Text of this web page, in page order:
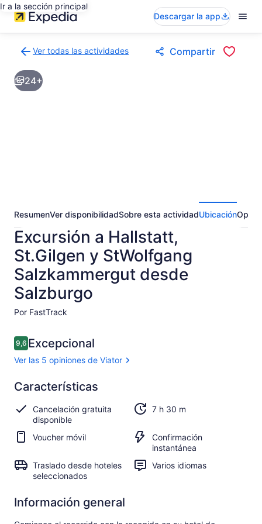
Ir a la sección principal
Descargar la app
Ver todas las actividades
a
la
página
Compartir
24+
ResumenVer disponibilidadSobre esta actividadUbicación
Excursión a Hallstatt,
St.Gilgen y StWolfgang
Salzkammergut desde
Salzburgo
Por FastTrack
Opiniones
9,69,6 de 10
Excepcional
Ver las 5 opiniones de Viator
9.69.6 de 10
Excepcional
Ver las 5
opiniones
de Viator
Características
Cancelación gratuita
disponible
7 h 30 m
Voucher móvil
Confirmación
instantánea
Traslado desde hoteles
seleccionados
Varios idiomas
Información general